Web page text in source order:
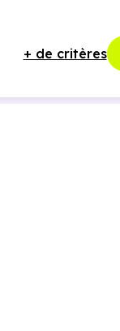
+ de critères